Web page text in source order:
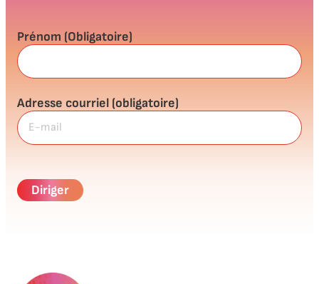
Prénom (Obligatoire)
Adresse courriel (obligatoire)